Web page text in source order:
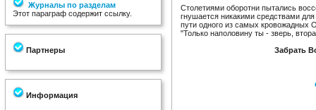
Журналы по разделам
Этот параграф содержит ссылку.
Партнеры
Информация
Столетиями оборотни пытались
гнушается никакими средствами
пути одного из самых кровожадных
"Только наполовину ты - зверь,
Забрать